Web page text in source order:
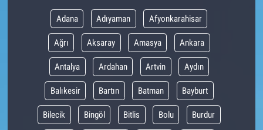
Adana Adıyaman Afyonkarahisar
Ağrı Aksaray Amasya Ankara
Antalya Ardahan Artvin Aydın
Balıkesir Bartın Batman Bayburt
Bilecik Bingöl Bitlis Bolu Burdur